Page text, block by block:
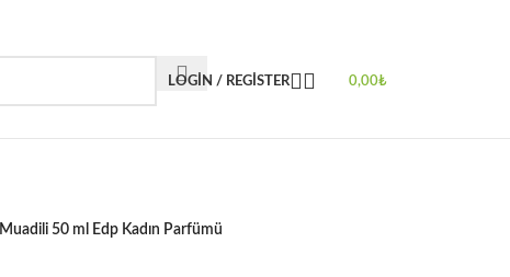
LOGIN / REGISTER 0,00₺
50 ml Edp Kadın Parfümü